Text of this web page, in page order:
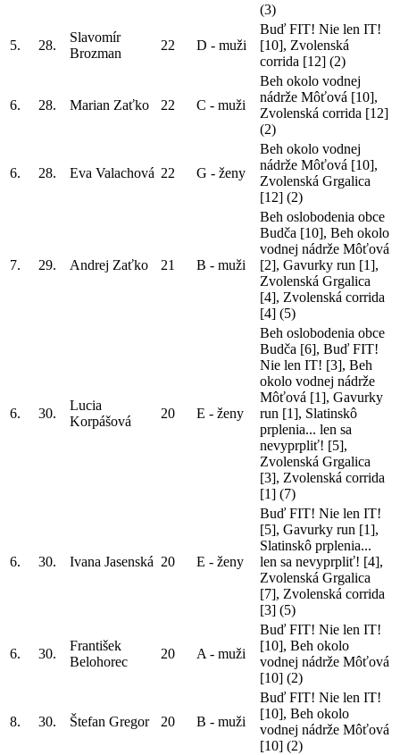
(3)
5. 28.
Slavomír
Brozman
22 D - muži
Buď FIT! Nie len IT!
[10], Zvolenská
corrida [12] (2)
6. 28. Marian Zaťko 22 C - muži
Beh okolo vodnej
nádrže Môťová [10],
Zvolenská corrida [12]
(2)
6. 28. Eva Valachová 22 G - ženy
Beh okolo vodnej
nádrže Môťová [10],
Zvolenská Grgalica
[12] (2)
7. 29. Andrej Zaťko 21 B - muži
Beh oslobodenia obce
Budča [10], Beh okolo
vodnej nádrže Môťová
[2], Gavurky run [1],
Zvolenská Grgalica
[4], Zvolenská corrida
[4] (5)
6. 30.
Lucia
Korpášová
20 E - ženy
Beh oslobodenia obce
Budča [6], Buď FIT!
Nie len IT! [3], Beh
okolo vodnej nádrže
Môťová [1], Gavurky
run [1], Slatinskô
prplenia... len sa
nevyprpliť! [5],
Zvolenská Grgalica
[3], Zvolenská corrida
[1] (7)
6. 30. Ivana Jasenská 20 E - ženy
Buď FIT! Nie len IT!
[5], Gavurky run [1],
Slatinskô prplenia...
len sa nevyprpliť! [4],
Zvolenská Grgalica
[7], Zvolenská corrida
[3] (5)
6. 30.
František
Belohorec
20 A - muži
Buď FIT! Nie len IT!
[10], Beh okolo
vodnej nádrže Môťová
[10] (2)
8. 30. Štefan Gregor 20 B - muži
Buď FIT! Nie len IT!
[10], Beh okolo
vodnej nádrže Môťová
[10] (2)